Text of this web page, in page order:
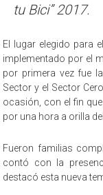
tu Bici” 2017.
El lugar elegido para
implementado por el
por primera vez fue
Sector y el Sector
ocasión, con el fin
por una hora a orilla
Fueron familias
contó con la
destacó esta nueva